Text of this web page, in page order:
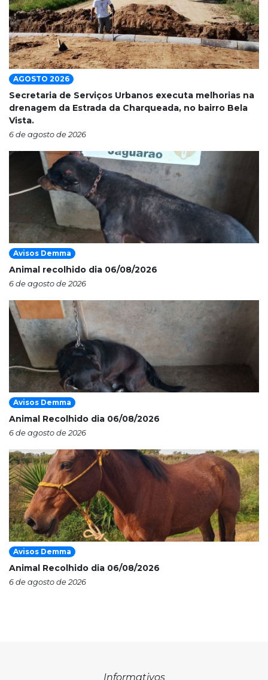
AGOSTO 2026
Secretaria de Serviços Urbanos executa melhorias na
drenagem da Estrada da Charqueada, no bairro Bela
Vista.
6 de agosto de 2026
Avisos Demma
Animal recolhido dia 06/08/2026
6 de agosto de 2026
Avisos Demma
Animal Recolhido dia 06/08/2026
6 de agosto de 2026
Avisos Demma
Animal Recolhido dia 06/08/2026
6 de agosto de 2026
Informativos